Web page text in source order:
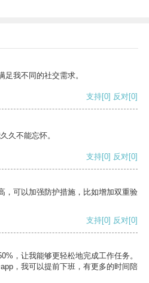
我不同的社交需求。
支持[0] 反对[0]
久不能忘怀。
支持[0] 反对[0]
，可以加强防护措施，比如增加双重验
支持[0] 反对[0]
，让我能够更轻松地完成工作任务。
，我可以提前下班，有更多的时间陪